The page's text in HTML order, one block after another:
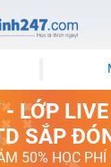
- LỚP
SẮP
50% HỌC PHÍ